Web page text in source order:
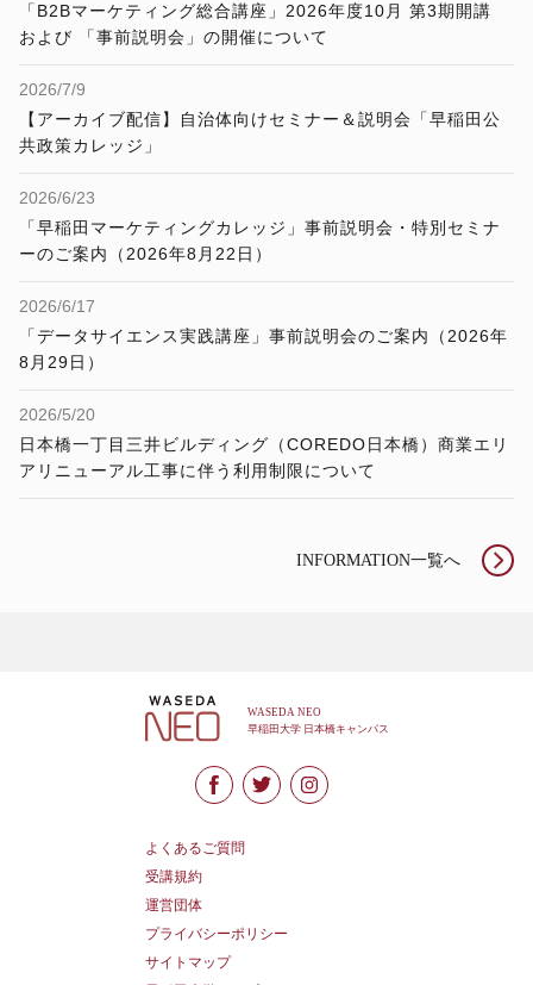
「B2Bマーケティング総合講座」2026年度10月 第3期開講
および 「事前説明会」の開催について
2026/7/9
【アーカイブ配信】自治体向けセミナー＆説明会「早稲田公
共政策カレッジ」
2026/6/23
「早稲田マーケティングカレッジ」事前説明会・特別セミナ
ーのご案内（2026年8月22日）
2026/6/17
「データサイエンス実践講座」事前説明会のご案内（2026年
8月29日）
2026/5/20
日本橋一丁目三井ビルディング（COREDO日本橋）商業エリ
アリニューアル工事に伴う利用制限について
INFORMATION一覧へ
よくあるご質問
受講規約
運営団体
プライバシーポリシー
サイトマップ